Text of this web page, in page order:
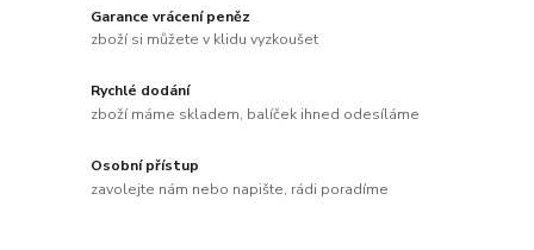
Garance vrácení peněz
zboží si můžete v klidu vyzkoušet
Rychlé dodání
zboží máme skladem, balíček ihned odesíláme
Osobní přístup
zavolejte nám nebo napište, rádi poradíme